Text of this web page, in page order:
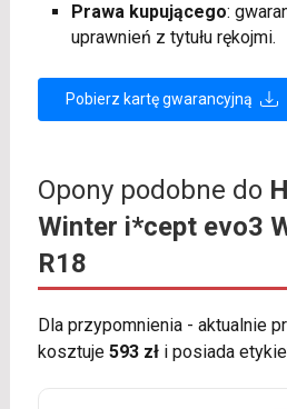
Prawa kupującego:
uprawnień z tytułu rękojmi.
Pobierz kartę gwarancyjną
Opony podobne do
Winter i*cept evo3
R18
Dla przypomnienia - aktualnie
kosztuje 593 złi posiada